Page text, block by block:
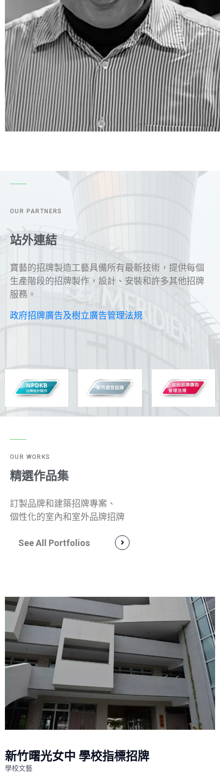
OUR PARTNERS
站外連結
寶藝的招牌製造工藝具備所有最新技術，提供每個
生產階段的招牌製作，設計、安裝和許多其他招牌
服務。
政府招牌廣告及樹立廣告管理法規
OUR WORKS
精選作品集
訂製品牌和建築招牌專案、
個性化的室內和室外品牌招牌
See All Portfolios
新竹曙光女中 學校指標招牌
學校文藝